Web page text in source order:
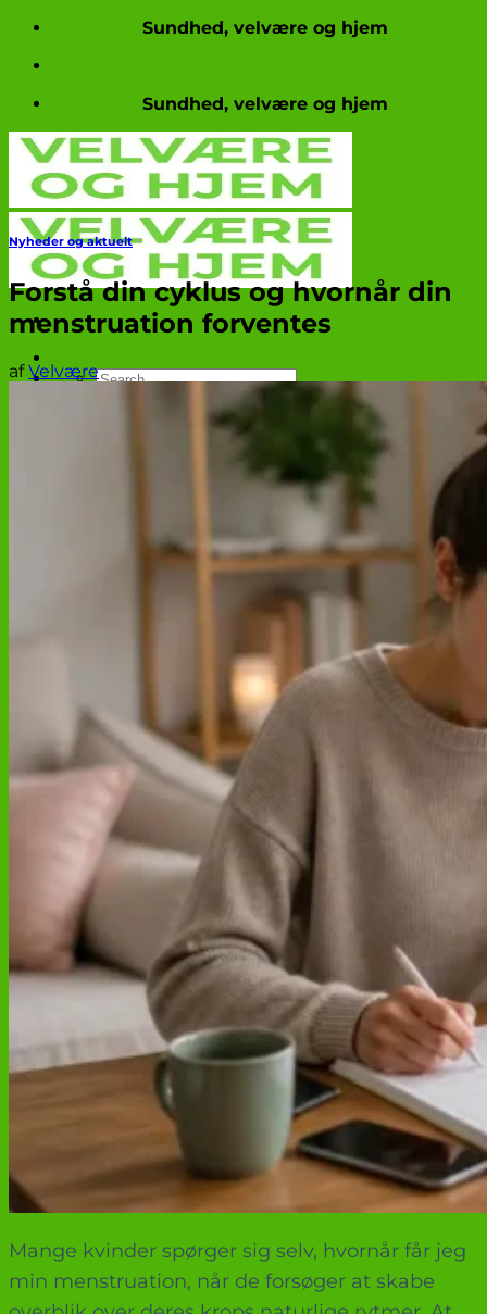
Fortsæt
indhold
Sundhed, velvære og hjem
Sundhed, velvære og hjem
Nyheder og aktuelt
Forstå din cyklus og hvornår din
menstruation forventes
afVelvære
Mange kvinder spørger sig selv, hvornår får jeg
min menstruation, når de forsøger at skabe